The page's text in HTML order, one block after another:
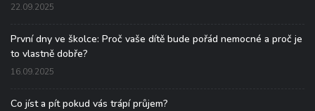
22.09.2025
První dny ve školce: Proč vaše dítě bude pořád nemocné a proč je
to vlastně dobře?
16.09.2025
Co jíst a pít pokud vás trápí průjem?